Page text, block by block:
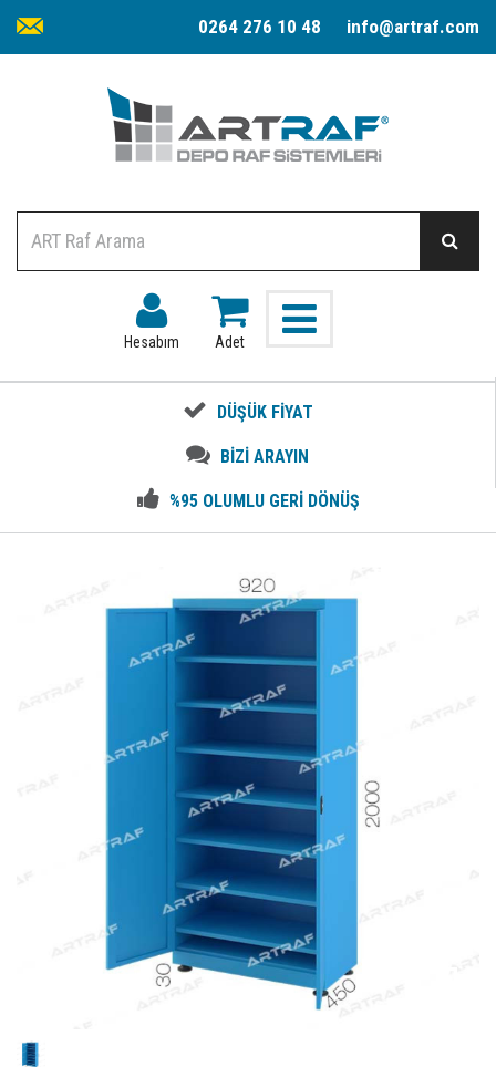
0264 276 10 48 info@artraf.com
Hesabım Adet
DÜŞÜK FİYAT
BİZİ ARAYIN
%95 OLUMLU GERİ DÖNÜŞ